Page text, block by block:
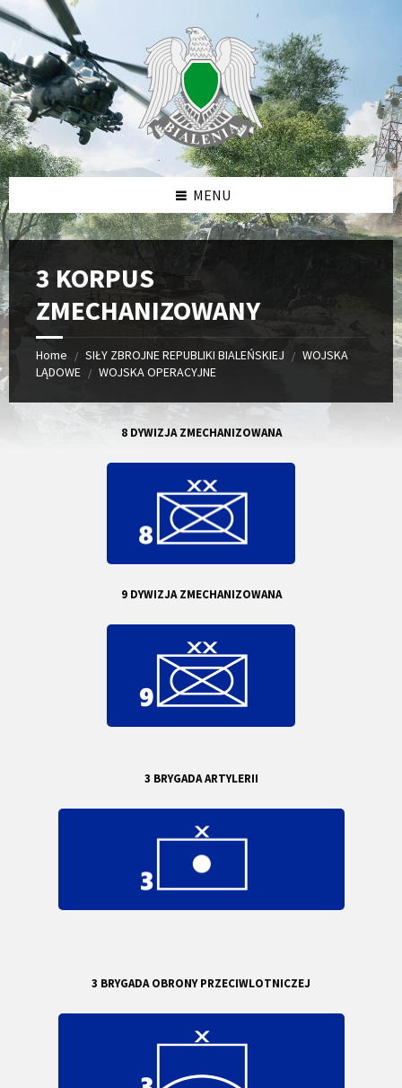
Skip
to
content
Skip
to
sidebar
Skip
to
footer
MENU
3 KORPUS
ZMECHANIZOWANY
Home / SIŁY ZBROJNE REPUBLIKI BIALEŃSKIEJ / WOJSKA
LĄDOWE / WOJSKA OPERACYJNE
8 DYWIZJA ZMECHANIZOWANA
9 DYWIZJA ZMECHANIZOWANA
3 BRYGADA ARTYLERII
3 BRYGADA OBRONY PRZECIWLOTNICZEJ